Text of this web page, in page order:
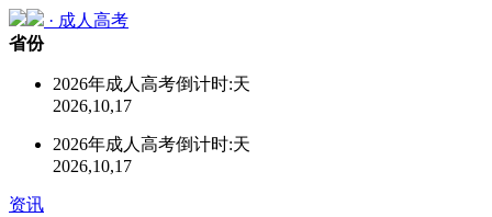
· 成人高考
省份
2026年成人高考倒计时:天
2026,10,17
2026年成人高考倒计时:天
2026,10,17
资讯